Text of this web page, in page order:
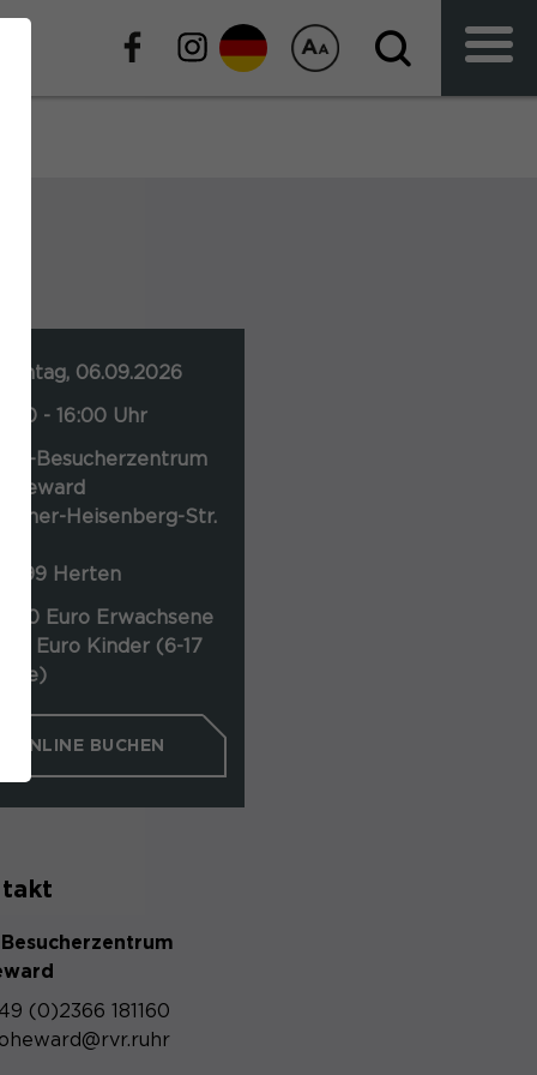
06.09.2026
- 16:00 Uhr
Besucherzentrum
Heisenberg-Str.
Herten
Euro Erwachsene
Euro Kinder (6-17
ONLINE BUCHEN
Besucherzentrum
(0)2366 181160